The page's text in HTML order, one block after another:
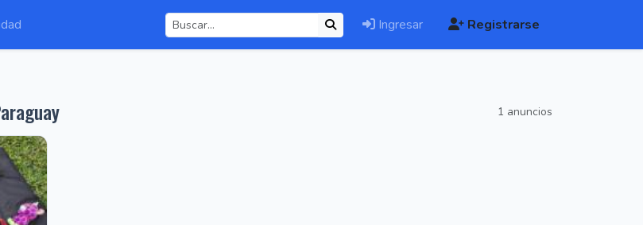
Ingresar Registrarse
1 anuncios